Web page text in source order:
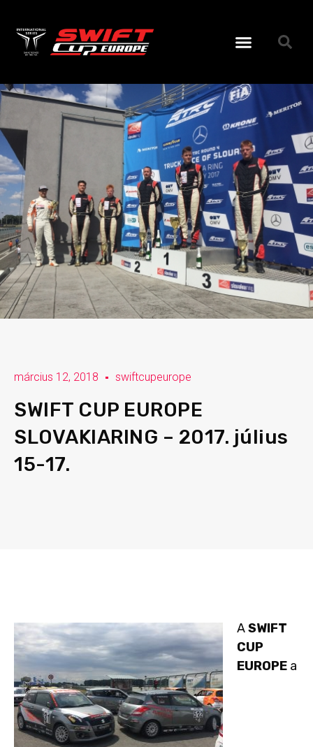
március 12, 2018 swiftcupeurope
SWIFT CUP EUROPE
SLOVAKIARING – 2017. július
15-17.
ASWIFT
CUP
EUROPE a